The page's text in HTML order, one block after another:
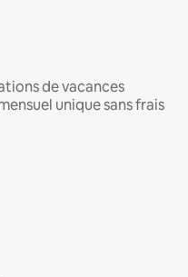
de vacances
unique sans frais